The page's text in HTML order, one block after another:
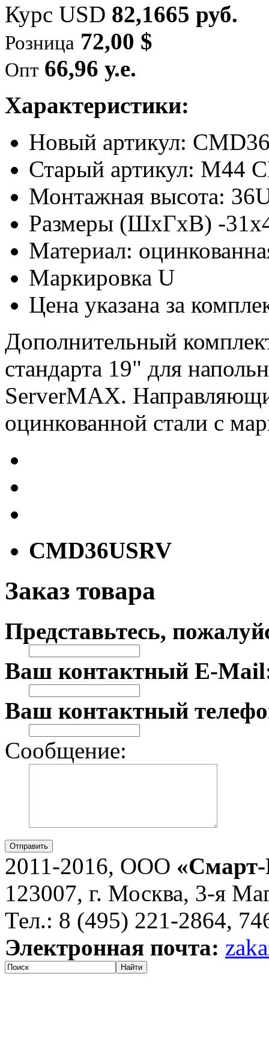
Курс USD 82,1665 руб.
Розница 72,00 $
Опт 66,96 у.е.
Характеристики:
Новый артикул:
Старый артикул: M44
Монтажная высота:
Размеры (ШхГхВ) -
Материал:
Маркировка U
Цена указана за
Дополнительный
стандарта 19" для
ServerMAX.
оцинкованной стали с
CMD36USRV
Заказ товара
Представьтесь,
Ваш контактный E-
Ваш контактный
Сообщение:
Отправить
2011-2016, ООО
123007, г. Москва, 3-я
Тел.: 8 (495) 221-2864,
Электронная почта:
Найти